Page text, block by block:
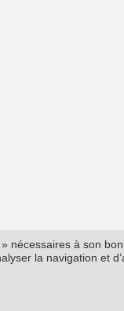
nécessaires à son
la navigation et